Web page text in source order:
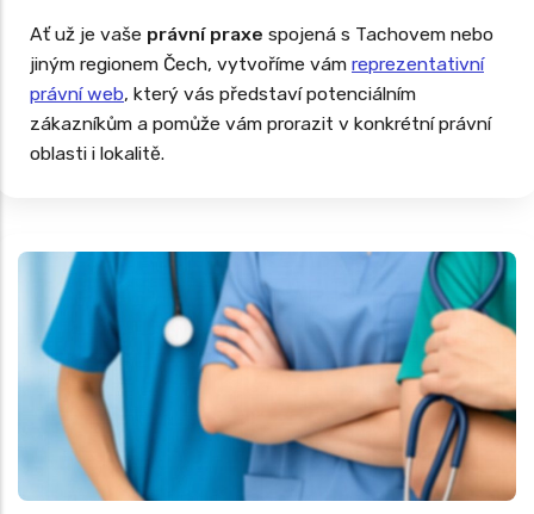
Ať už je vaše právní praxe spojená s Tachovem nebo
jiným regionem Čech, vytvoříme vám reprezentativní
právní web, který vás představí potenciálním
zákazníkům a pomůže vám prorazit v konkrétní právní
oblasti i lokalitě.